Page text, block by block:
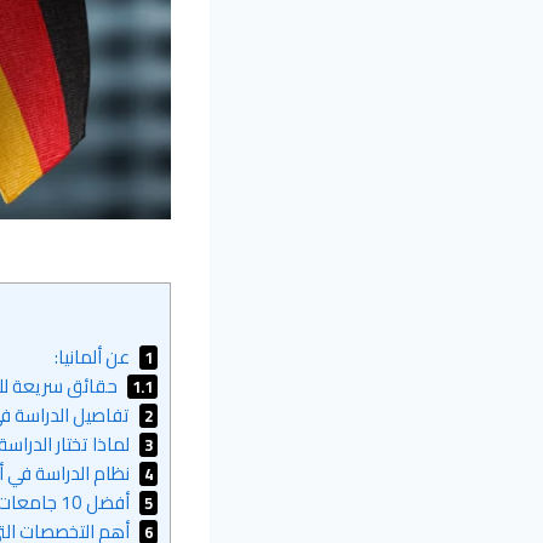
1 عن ألمانيا:
1.1 حقائق سريعة
2 تفاصيل الدراسة
3 لماذا تختار
4 نظام الدراسة في
5 أفضل 10 جامعات في ألمانيا لعام 2026:
6 أهم التخصصات